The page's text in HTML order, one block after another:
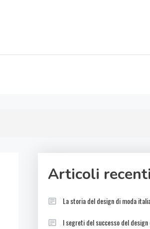
Articoli recenti
La storia del design di moda
I segreti del successo del